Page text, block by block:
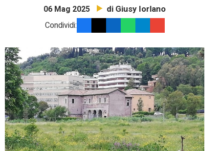
06 Mag 2025 di Giusy Iorlano
Condividi: